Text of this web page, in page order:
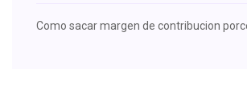
Como sacar margen de contribucion